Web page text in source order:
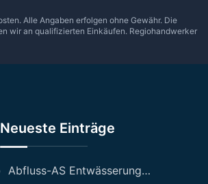
Alle Angaben erfolgen ohne Gewähr. Die
wir an qualifizierten Einkäufen. Regiohandwerker
Neueste Einträge
Abfluss-AS Entwässerungstechnik GmbH